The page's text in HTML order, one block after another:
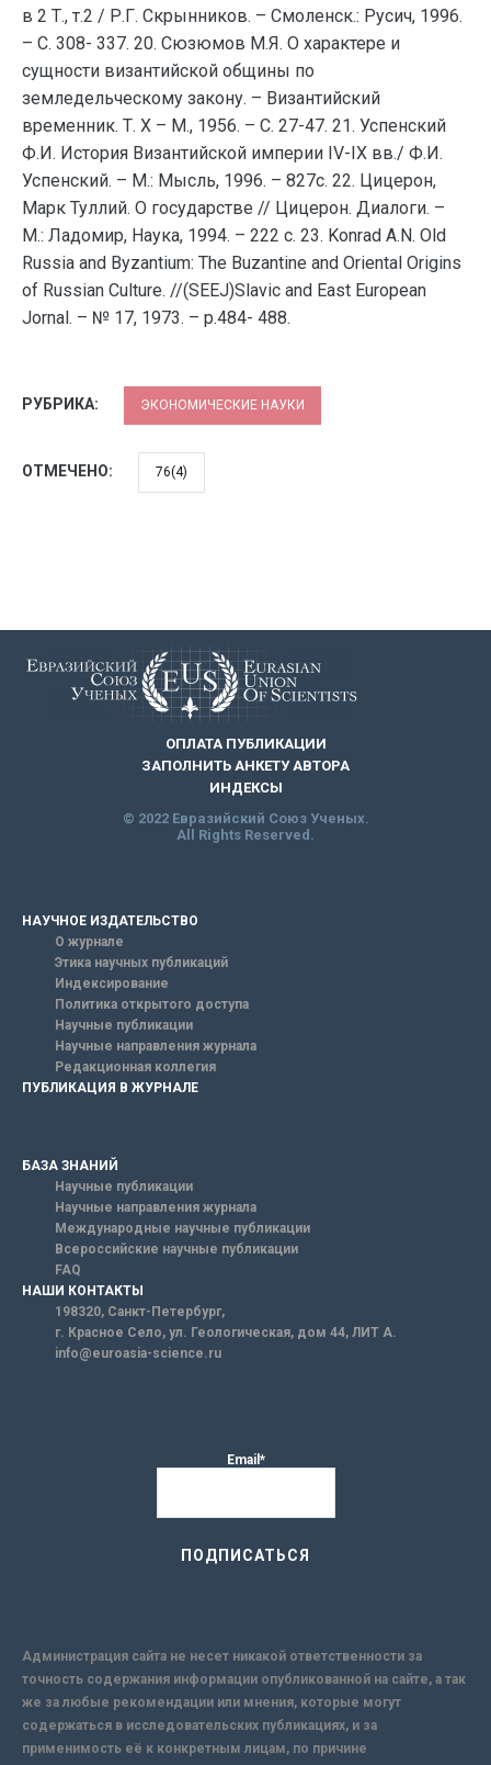
в 2 Т., т.2 / Р.Г. Скрынников. – Смоленск.: Русич, 1996.
– С. 308- 337. 20. Сюзюмов М.Я. О характере и
сущности византийской общины по
земледельческому закону. – Византийский
временник. Т. Х – М., 1956. – С. 27-47. 21. Успенский
Ф.И. История Византийской империи IV-IХ вв./ Ф.И.
Успенский. – М.: Мысль, 1996. – 827с. 22. Цицерон,
Марк Туллий. О государстве // Цицерон. Диалоги. –
М.: Ладомир, Наука, 1994. – 222 с. 23. Konrad A.N. Old
Russia and Byzantium: The Buzantine and Oriental Origins
of Russian Culture. //(SEEJ)Slavic and East European
Jornal. – № 17, 1973. – p.484- 488.
РУБРИКА: ЭКОНОМИЧЕСКИЕ НАУКИ
ОТМЕЧЕНО: 76(4)
ОПЛАТА ПУБЛИКАЦИИ
ЗАПОЛНИТЬ АНКЕТУ АВТОРА
ИНДЕКСЫ
© 2022 Евразийский Союз Ученых.
All Rights Reserved.
НАУЧНОЕ ИЗДАТЕЛЬСТВО
О журнале
Этика научных публикаций
Индексирование
Политика открытого доступа
Научные публикации
Научные направления журнала
Редакционная коллегия
ПУБЛИКАЦИЯ В ЖУРНАЛЕ
БАЗА ЗНАНИЙ
Научные публикации
Научные направления журнала
Международные научные публикации
Всероссийские научные публикации
FAQ
НАШИ КОНТАКТЫ
198320, Санкт-Петербург,
г. Красное Село, ул. Геологическая, дом 44, ЛИТ А.
info@euroasia-science.ru
Email*
Администрация сайта не несет никакой ответственности за
точность содержания информации опубликованной на сайте, а так
же за любые рекомендации или мнения, которые могут
содержаться в исследовательских публикациях, и за
применимость её к конкретным лицам, по причине